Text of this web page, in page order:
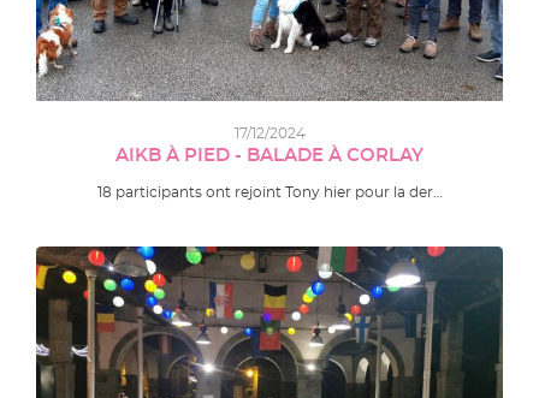
17/12/2024
AIKB À PIED - BALADE À CORLAY
18 participants ont rejoint Tony hier pour la der…